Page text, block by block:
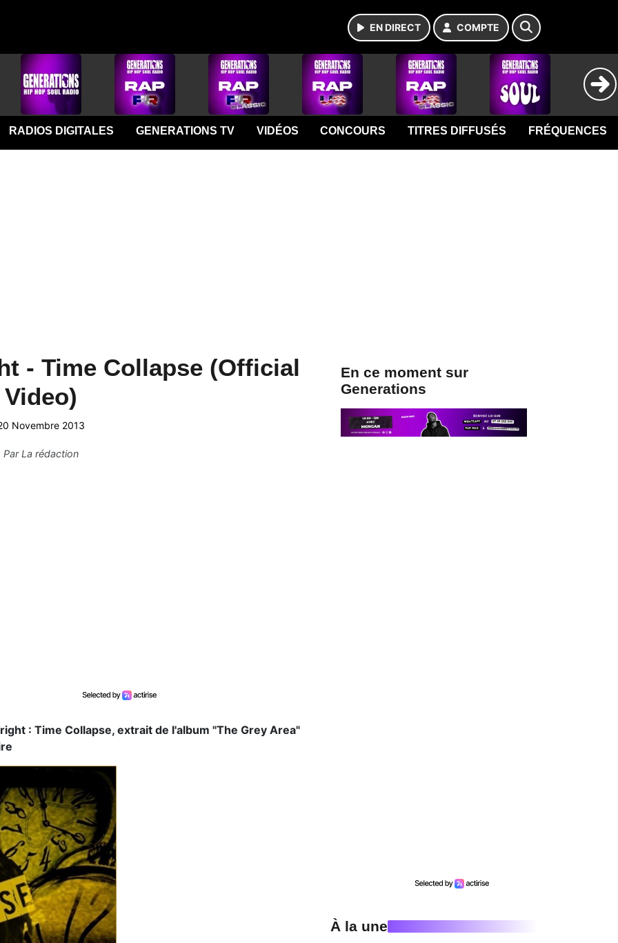
EN DIRECT COMPTE
RADIOS DIGITALES GENERATIONS TV VIDÉOS CONCOURS TITRES DIFFUSÉS FRÉQUENCES
- Time Collapse (Official
Video)
Novembre 2013
ParLa rédaction
: Time Collapse, extrait de l'album "The Grey Area"
En ce moment sur
Generations
À la une